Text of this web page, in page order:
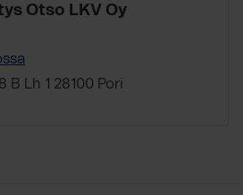
Otso LKV Oy
B Lh 1 28100 Pori